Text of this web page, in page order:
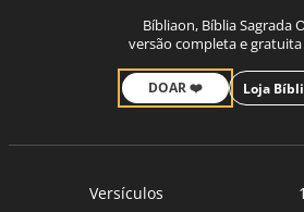
Bíbliaon, Bíblia Sagrada
versão completa e
DOAR ❤️ Loja
Versículos